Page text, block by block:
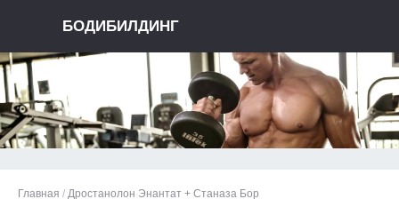
БОДИБИЛДИНГ
Главная / Дростанолон Энантат + Станаза Бор